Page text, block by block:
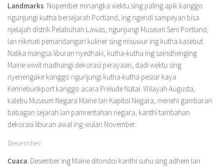
Landmarks: Nopember minangka wektu sing paling apik kanggo
ngunjungi kutha bersejarah Portland, ing ngendi sampeyan bisa
njelajah distrik Pelabuhan Lawas, ngunjungi Museum Seni Portland,
lan nikmati pemandangan kuliner sing misuwur ing kutha kasebut.
Nalika mangsa liburan nyedhaki, kutha-kutha ing saindhenging
Maine wiwit madhangi dekorasi perayaan, dadi wektu sing
nyenengake kanggo ngunjungi kutha-kutha pesisir kaya
Kennebunkport kanggo acara Prelude Natal. Wilayah Augusta,
kalebu Museum Negara Maine lan Kapitol Negara, menehi gambaran
babagan sejarah lan pamrentahan negara, kanthi tambahan
dekorasi liburan awal ing wulan November.
Desember
Cuaca: Desember ing Maine ditondoi kanthi suhu sing adhem lan